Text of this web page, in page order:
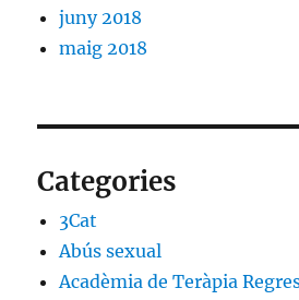
juny 2018
maig 2018
Categories
3Cat
Abús sexual
Acadèmia de Teràpia